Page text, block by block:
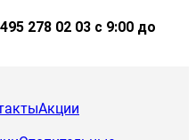
278 02 03 с 9:00 до
Акции